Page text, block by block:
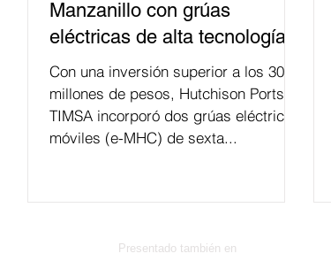
Manzanillo con grúas
eléctricas de alta tecnología
Con una inversión superior a los 300
millones de pesos, Hutchison Ports
TIMSA incorporó dos grúas eléctricas
móviles (e-MHC) de sexta...
Presentado también en